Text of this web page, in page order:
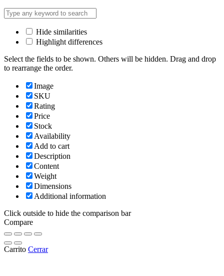
Hide similarities
Highlight differences
Select the fields to be shown. Others will be hidden. Drag and drop
to rearrange the order.
Image
SKU
Rating
Price
Stock
Availability
Add to cart
Description
Content
Weight
Dimensions
Additional information
Click outside to hide the comparison bar
Compare
Carrito Cerrar